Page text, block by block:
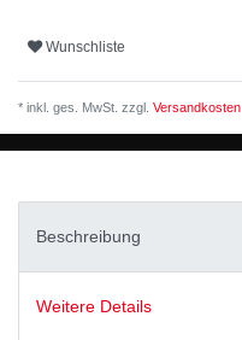
Wunschliste
* inkl. ges. MwSt. zzgl. Versandkosten
Beschreibung
Weitere Details